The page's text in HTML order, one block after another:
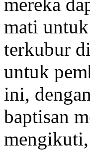
mati
terkubur
untuk
ini,
baptisan
mengikuti,